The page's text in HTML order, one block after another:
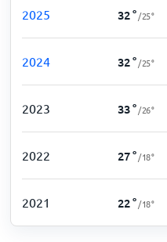
2025 32° /25°
2024 32° /25°
2023 33° /26°
2022 27° /18°
2021 22° /18°